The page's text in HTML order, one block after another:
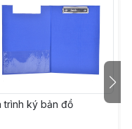
thước ngắn và
hợp môi trường học
trình ký bản đồ